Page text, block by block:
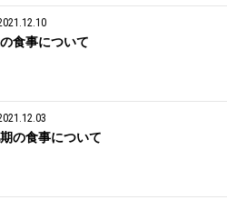
食事について
の食事について